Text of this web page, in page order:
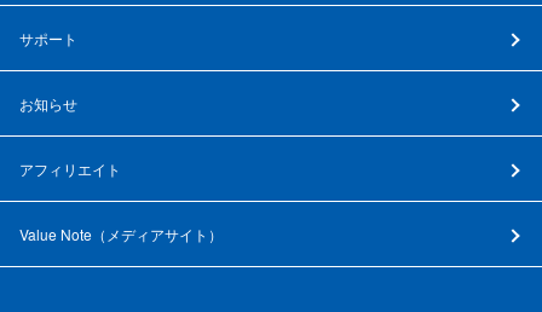
サポート
お知らせ
アフィリエイト
Value Note（ メディアサイト ）